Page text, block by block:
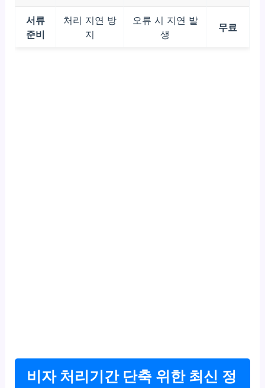
서류
준비
처리 지연 방
지
오류 시 지연 발
생
무료
비자 처리기간 단축 위한 최신 정